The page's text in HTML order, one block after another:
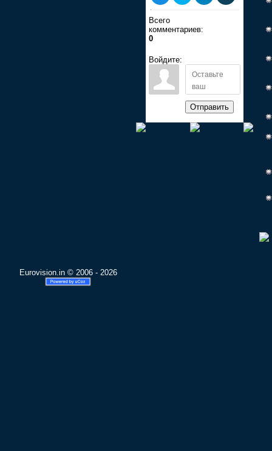
Всего
комментариев:
0
Войдите:
Отправить
Eurovision.in © 2006 - 2026